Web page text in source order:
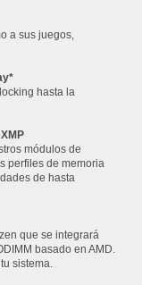
a sus juegos,
hasta la
módulos de
perfiles de memoria
de hasta
que se integrará
basado en AMD.
sistema.